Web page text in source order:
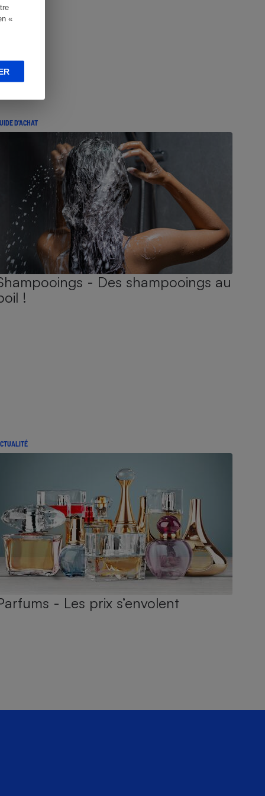
«
D'ACHAT
- Des shampooings au
!
- Les prix s’envolent